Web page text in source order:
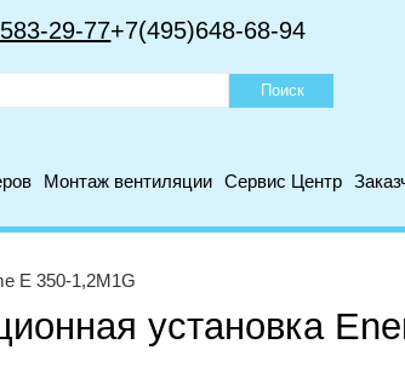
29-77+7(495)648-68-94
Монтаж вентиляции Сервис Центр
E 350-1,2M1G
установка